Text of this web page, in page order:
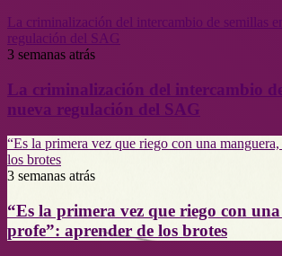
La criminalización del intercambio de semillas
regulación del SAG
3 semanas atrás
La criminalización del intercambio
nueva regulación del SAG
“Es la primera vez que riego con una
los brotes
3 semanas atrás
“Es la primera vez que riego con
profe”: aprender de los brotes